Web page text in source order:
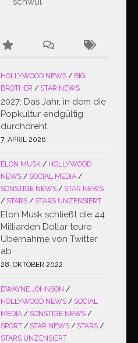
HOLLYWOOD NEWS / BIG
BROTHER / STAR NEWS
2027: Das Jahr, in dem die
Popkultur endgültig
durchdreht
7. APRIL 2026
ELON MUSK / HOLLYWOOD
NEWS / SOCIAL MEDIA /
SONSTIGE NEWS / STAR NEWS
/ STARS / STARS UNZENSIERT
Elon Musk schließt die 44
Milliarden Dollar teure
Übernahme von Twitter
ab
28. OKTOBER 2022
DWAYNE JOHNSON /
HOLLYWOOD NEWS / SOCIAL
MEDIA / SONSTIGE NEWS /
SPORT / STAR NEWS / STARS /
STARS UNZENSIERT